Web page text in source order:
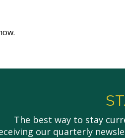
The best way to stay
our quarterly